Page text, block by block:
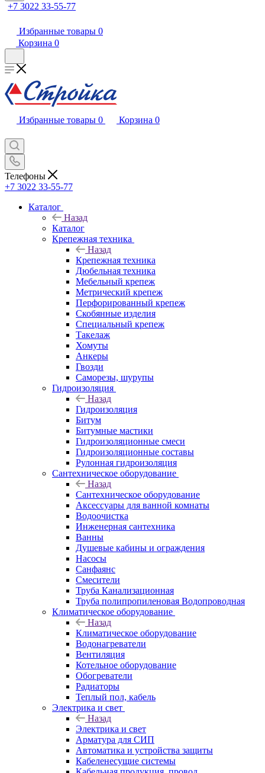
+7 3022 33-55-77
Избранные товары 0
Корзина 0
Избранные товары 0 Корзина 0
Телефоны
+7 3022 33-55-77
Каталог
Назад
Каталог
Крепежная техника
Назад
Крепежная техника
Дюбельная техника
Мебельный крепеж
Метрический крепеж
Перфорированный крепеж
Скобянные изделия
Специальный крепеж
Такелаж
Хомуты
Анкеры
Гвозди
Саморезы, шурупы
Гидроизоляция
Назад
Гидроизоляция
Битум
Битумные мастики
Гидроизоляционные смеси
Гидроизоляционные составы
Рулонная гидроизоляция
Сантехническое оборудование
Назад
Сантехническое оборудование
Аксессуары для ванной комнаты
Водоочистка
Инженерная сантехника
Ванны
Душевые кабины и ограждения
Насосы
Санфаянс
Смесители
Труба Канализационная
Труба полипропиленовая Водопроводная
Климатическое оборудование
Назад
Климатическое оборудование
Водонагреватели
Вентиляция
Котельное оборудование
Обогреватели
Радиаторы
Теплый пол, кабель
Электрика и свет
Назад
Электрика и свет
Арматура для СИП
Автоматика и устройства защиты
Кабеленесущие системы